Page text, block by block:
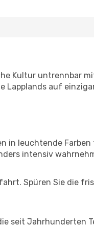
Kultur untrennbar
Lapplands auf
in leuchtende Farben
intensiv
Spüren Sie die
seit Jahrhunderten